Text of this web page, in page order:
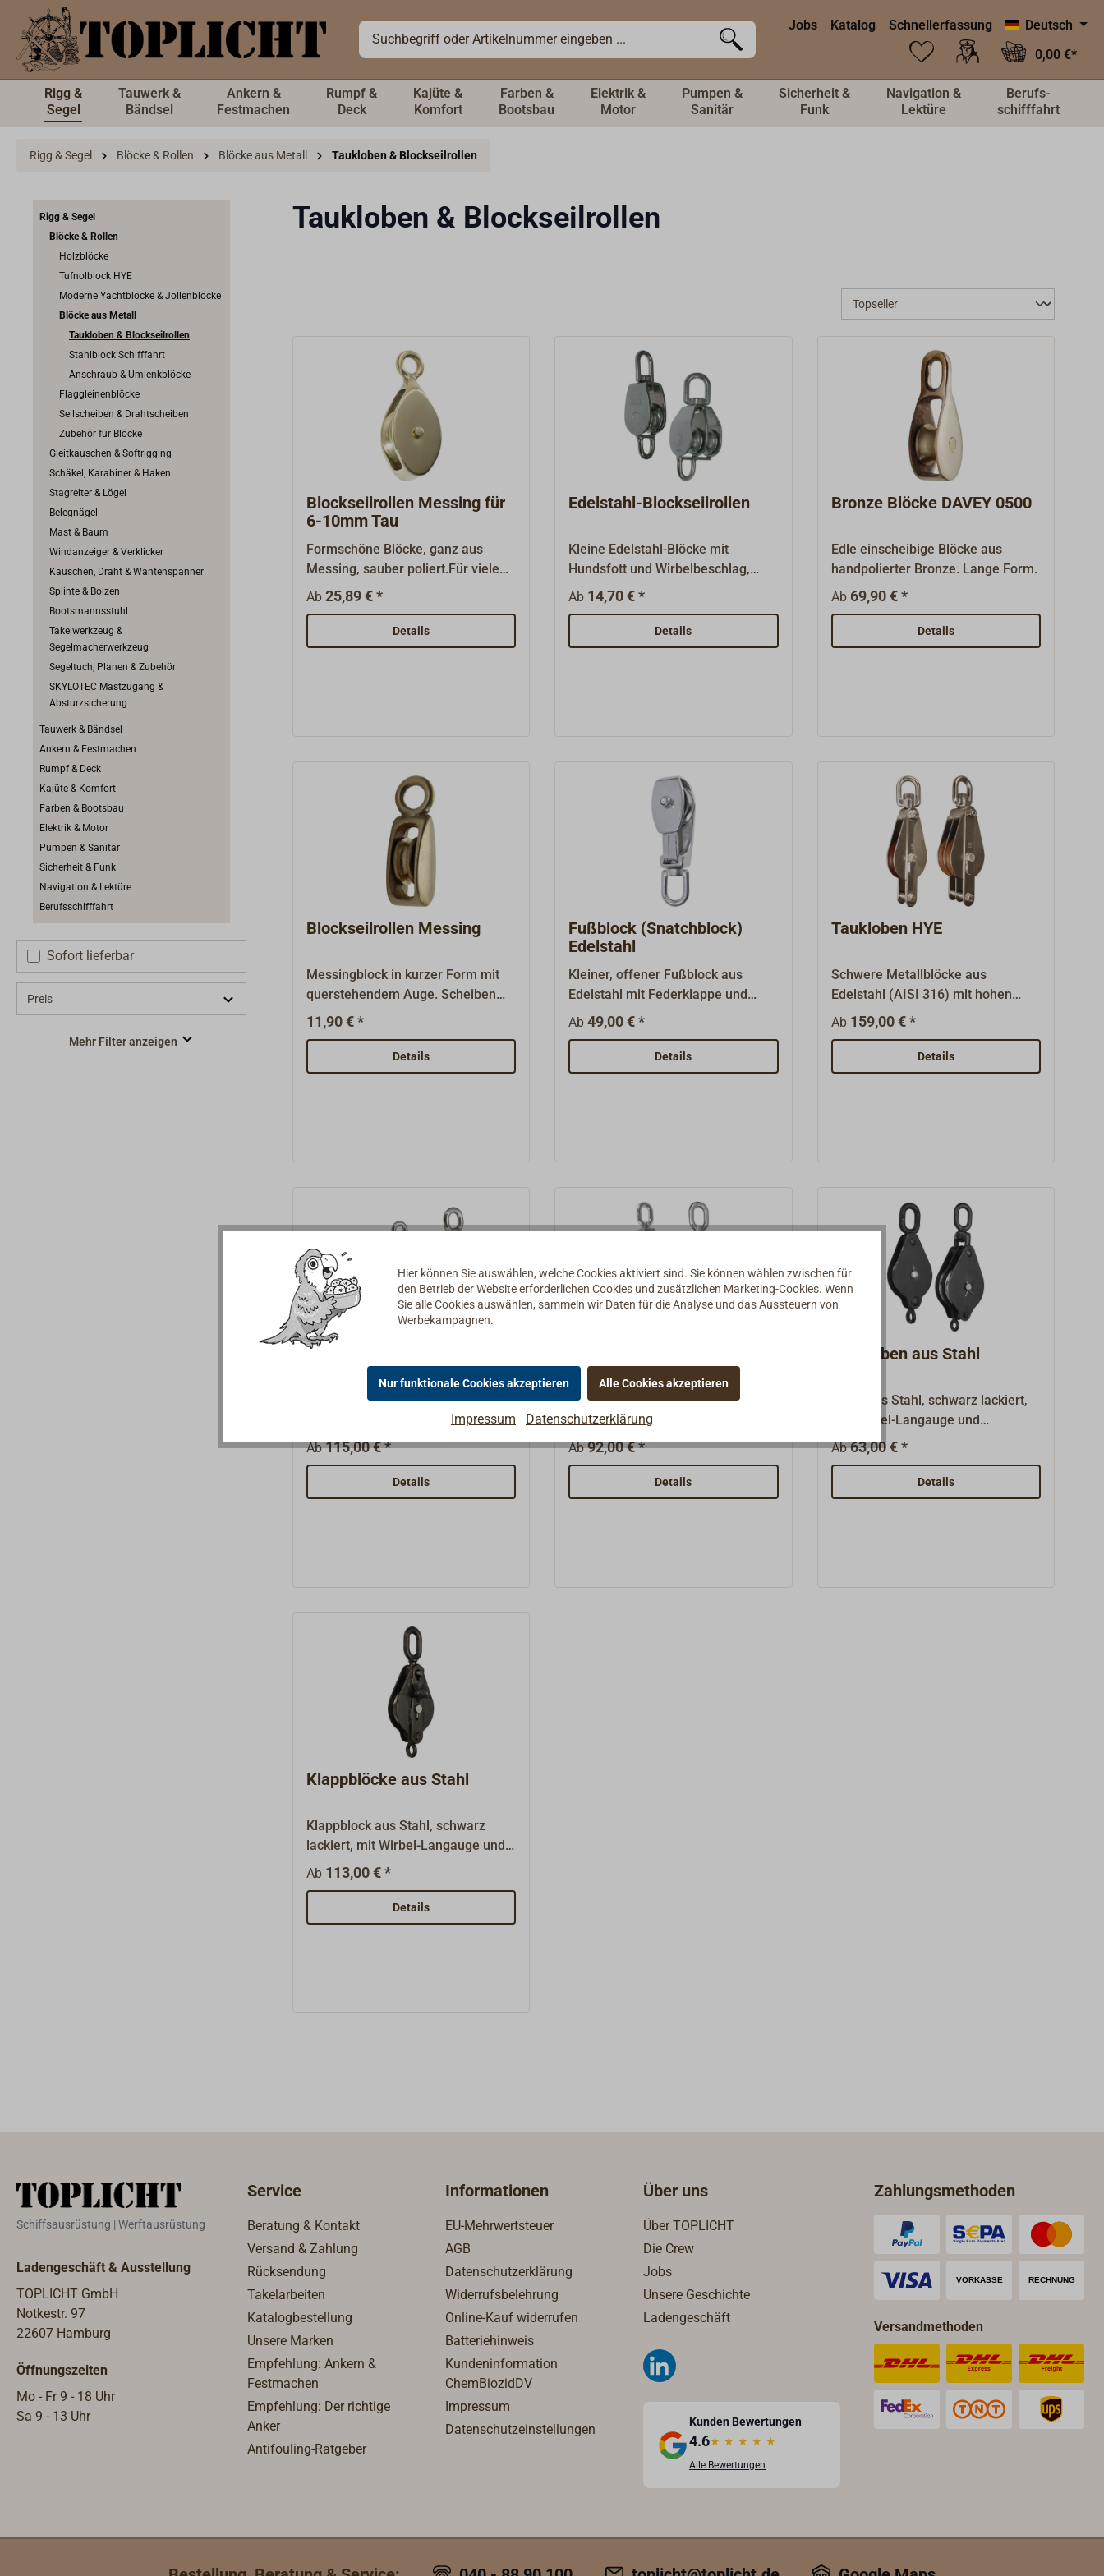
springen Jobs Katalog Schnellerfassung
Deutsch
0,00 €*
Rigg &
Segel
Tauwerk &
Bändsel
Ankern &
Festmachen
Rumpf &
Deck
Kajüte &
Komfort
Farben &
Bootsbau
Elektrik &
Motor
Pumpen &
Sanitär
Sicherheit &
Funk
Navigation &
Lektüre
Berufs-
schifffahrt
Rigg & Segel Blöcke & Rollen Blöcke aus Metall Taukloben & Blockseilrollen
Rigg & Segel
Blöcke & Rollen
Holzblöcke
Tufnolblock HYE
Moderne Yachtblöcke & Jollenblöcke
Blöcke aus Metall
Taukloben & Blockseilrollen
Stahlblock Schifffahrt
Anschraub & Umlenkblöcke
Flaggleinenblöcke
Seilscheiben & Drahtscheiben
Zubehör für Blöcke
Gleitkauschen & Softrigging
Schäkel, Karabiner & Haken
Stagreiter & Lögel
Belegnägel
Mast & Baum
Windanzeiger & Verklicker
Kauschen, Draht & Wantenspanner
Splinte & Bolzen
Bootsmannsstuhl
Takelwerkzeug &
Segelmacherwerkzeug
Segeltuch, Planen & Zubehör
SKYLOTEC Mastzugang &
Absturzsicherung
Tauwerk & Bändsel
Ankern & Festmachen
Rumpf & Deck
Kajüte & Komfort
Farben & Bootsbau
Elektrik & Motor
Pumpen & Sanitär
Sicherheit & Funk
Navigation & Lektüre
Berufsschifffahrt
Sofort lieferbar
Preis
Mehr Filter anzeigen
Taukloben & Blockseilrollen
Blockseilrollen Messing für
6-10mm Tau
Formschöne Blöcke, ganz aus
Messing, sauber poliert.Für viele
Zwecke, auch als
Dekorationsblöcke geeignet.Das
Auge steht in der Längsricht.
Ab 25,89 € *
Details
Edelstahl-Blockseilrollen
Kleine Edelstahl-Blöcke mit
Hundsfott und Wirbelbeschlag,
einscheibig oder
zweischeibig.Komplett aus
Edelstahl, poliert. Scheiben mit
Messingbuchsen.Diese Blöcke
Ab 14,70 € *
Details
Bronze Blöcke DAVEY 0500
Edle einscheibige Blöcke aus
handpolierter Bronze. Lange Form.
Ab 69,90 € *
Details
Blockseilrollen Messing
Messingblock in kurzer Form mit
querstehendem Auge. Scheiben
aus Messing.Messingguss,
Oberfläche poliert. Einfache Blöcke
für viele Anwendungsbereiche.
11,90 € *
Details
Fußblock (Snatchblock)
Edelstahl
Kleiner, offener Fußblock aus
Edelstahl mit Federklappe und
Wirbelauge.
Ab49,00 € *
Details
Taukloben HYE
Schwere Metallblöcke aus
Edelstahl (AISI 316) mit hohen
Bruchlasten. Alle Blöcke sind
einseitig mit Wirbelauge und
einseitig mit fester Hundsfott
versehen. Die Scheiben sind aus
Anwendung und in der
gewerblichen Schifffahrt
genutzt.Die vom Hersteller
angegebene maximale Arbeitslast
beträgt 50% der Bruchlast (BRL).
Ab 159,00 € *
Details
Klappblöcke Edelstahl
Klappbarer schwerer Taukloben
aus Edelstahl (AISI 304).Alle
Blöcke einseitig mit Wirbel-
Langauge, einseitig mit festem
Hundsfott-Auge bestückt.Kräftige
Ausführung. Scheiben aus
Ab115,00 € *
Details
Block aus Edelstahl (AISI 304) für
Tauwerk, mit Wirbel-
Langauge.Scheiben aus Edelstahl
mit Bronzebuchsen.Die Arbeitslast
sollte nicht mehr als 1/4 der
angegebenen Bruchlast (BRL)
Ab92,00 € *
Details
Taukloben aus Stahl
Block aus Stahl, schwarz lackiert,
mit Wirbel-Langauge und
Grauguss-Seilscheibe für
Tauwerk.Die Bruchlast beträgt
mindestens das 4-fache der
Arbeitslast (SWL).Passend zu
Ab63,00 € *
Details
Klappblöcke aus Stahl
Klappblock aus Stahl, schwarz
lackiert, mit Wirbel-Langauge und
Grauguss-Seilscheibe für
Tauwerk.Die Bruchlast beträgt
mindestens das 4-fache der
Arbeitslast (SWL).Diese Blöcke
Ab 113,00 € *
Details
Schiffsausrüstung | Werftausrüstung
Ladengeschäft & Ausstellung
TOPLICHT GmbH
Notkestr. 97
22607 Hamburg
Öffnungszeiten
Mo - Fr 9 - 18 Uhr
Sa 9 - 13 Uhr
Service
Beratung & Kontakt
Versand & Zahlung
Rücksendung
Takelarbeiten
Katalogbestellung
Unsere Marken
Empfehlung: Ankern &
Festmachen
Empfehlung: Der richtige
Anker
Antifouling-Ratgeber
Informationen
EU-Mehrwertsteuer
AGB
Datenschutzerklärung
Widerrufsbelehrung
Online-Kauf widerrufen
Batteriehinweis
Kundeninformation
ChemBiozidDV
Impressum
Datenschutzeinstellungen
Über uns
Über TOPLICHT
Die Crew
Jobs
Unsere Geschichte
Ladengeschäft
Kunden Bewertungen
4.6★ ★ ★ ★ ★
Alle Bewertungen
Zahlungsmethoden
Versandmethoden
Hier können Sie auswählen, welche Cookies aktiviert sind. Sie können wählen zwischen für
den Betrieb der Website erforderlichen Cookies und zusätzlichen Marketing-Cookies. Wenn
Sie alle Cookies auswählen, sammeln wir Daten für die Analyse und das Aussteuern von
Werbekampagnen.
Nur funktionale Cookies akzeptieren Alle Cookies akzeptieren
Impressum Datenschutzerklärung